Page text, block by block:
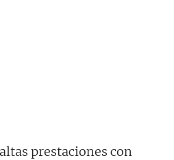
prestaciones con